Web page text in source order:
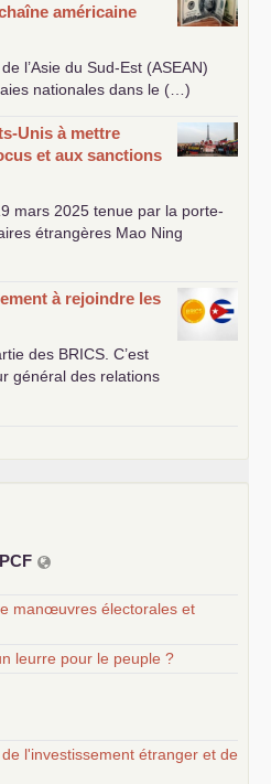
américaine
l’Asie du Sud-Est (ASEAN)
nationales dans le (…)
Unis à mettre
et aux sanctions
mars 2025 tenue par la porte-
étrangères Mao Ning
à rejoindre les
des BRICS . C’est
général des relations
PCF
manœuvres électorales et
leurre pour le peuple ?
l'investissement étranger et de